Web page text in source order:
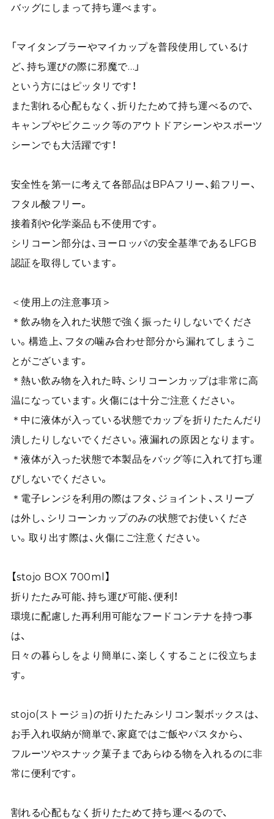
バッグにしまって持ち運べます。
「マイタンブラーやマイカップを普段使用しているけ
ど、持ち運びの際に邪魔で…」
という方にはピッタリです！
また割れる心配もなく、折りたためて持ち運べるので、
キャンプやピクニック等のアウトドアシーンやスポーツ
シーンでも大活躍です！
安全性を第一に考えて各部品はBPAフリー、鉛フリー、
フタル酸フリー。
接着剤や化学薬品も不使用です。
シリコーン部分は、ヨーロッパの安全基準であるLFGB
認証を取得しています。
＜使用上の注意事項＞
＊飲み物を入れた状態で強く振ったりしないでくださ
い。構造上、フタの噛み合わせ部分から漏れてしまうこ
とがございます。
＊熱い飲み物を入れた時、シリコーンカップは非常に高
温になっています。火傷には十分ご注意ください。
＊中に液体が入っている状態でカップを折りたたんだり
潰したりしないでください。液漏れの原因となります。
＊液体が入った状態で本製品をバッグ等に入れて打ち運
びしないでください。
＊電子レンジを利用の際はフタ、ジョイント、スリーブ
は外し、シリコーンカップのみの状態でお使いくださ
い。取り出す際は、火傷にご注意ください。
【stojo BOX 700ml】
折りたたみ可能、持ち運び可能、便利！
環境に配慮した再利用可能なフードコンテナを持つ事
は、
日々の暮らしをより簡単に、楽しくすることに役立ちま
す。
stojo(ストージョ)の折りたたみシリコン製ボックスは、
お手入れ収納が簡単で、家庭ではご飯やパスタから、
フルーツやスナック菓子まであらゆる物を入れるのに非
常に便利です。
割れる心配もなく折りたためて持ち運べるので、